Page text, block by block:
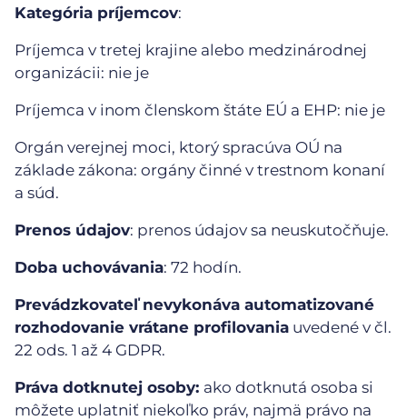
Kategória príjemcov:
Príjemca v tretej krajine alebo medzinárodnej
organizácii: nie je
Príjemca v inom členskom štáte EÚ a EHP: nie je
Orgán verejnej moci, ktorý spracúva OÚ na
základe zákona: orgány činné v trestnom konaní
a súd.
Prenos údajov: prenos údajov sa neuskutočňuje.
Doba uchovávania: 72 hodín.
Prevádzkovateľ nevykonáva automatizované
rozhodovanie vrátane profilovania uvedené v čl.
22 ods. 1 až 4 GDPR.
Práva dotknutej osoby: ako dotknutá osoba si
môžete uplatniť niekoľko práv, najmä právo na